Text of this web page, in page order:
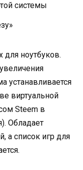
системы
для ноутбуков.
устанавливается
виртуальной
Steem в
Обладает
а список игр для